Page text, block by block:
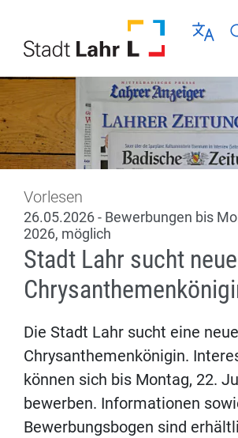
Vorlesen
26.05.2026 - Bewerbungen bis
2026, möglich
Stadt Lahr sucht neue
Die Stadt Lahr sucht eine neue
Chrysanthemenkönigin.
können sich bis Montag, 22.
bewerben. Informationen
Bewerbungsbogen sind